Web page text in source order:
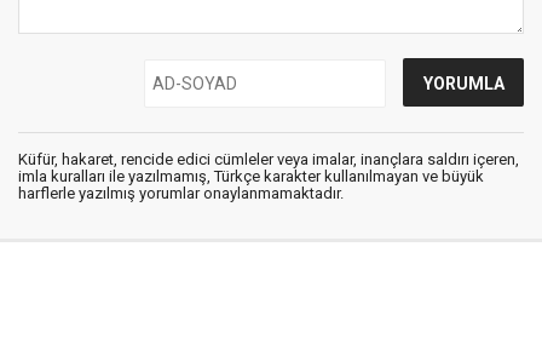
Küfür, hakaret, rencide edici cümleler veya imalar, inançlara saldırı içeren,
imla kuralları ile yazılmamış, Türkçe karakter kullanılmayan ve büyük
harflerle yazılmış yorumlar onaylanmamaktadır.